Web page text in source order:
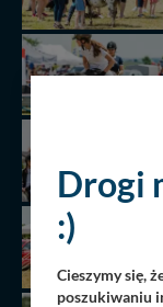
Drogi
:)
Cieszymy się,
poszukiwaniu